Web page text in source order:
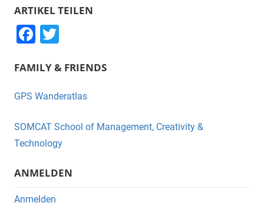
ARTIKEL TEILEN
F
c
e
o
o
k
tt
er
FAMILY & FRIENDS
GPS Wanderatlas
SOMCAT School of Management, Creativity &
Technology
ANMELDEN
Anmelden